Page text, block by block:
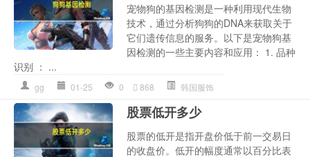
宠物狗的基因检测是一种利用现代生物
技术，通过分析狗狗的DNA来获取关于
它们遗传信息的服务。以下是宠物狗基
因检测的一些主要内容和应用： 1. 品种
识别 ： ...
gg 01-25 0 868 韩国服饰
股票低开多少
股票的低开是指开盘价低于前一交易日
的收盘价。低开的幅度通常以百分比表